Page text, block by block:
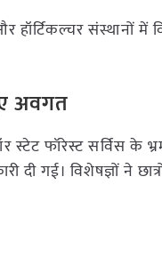
संस्थानों में
अवगत
फॉरेस्ट सर्विस के
गई। विशेषज्ञों ने